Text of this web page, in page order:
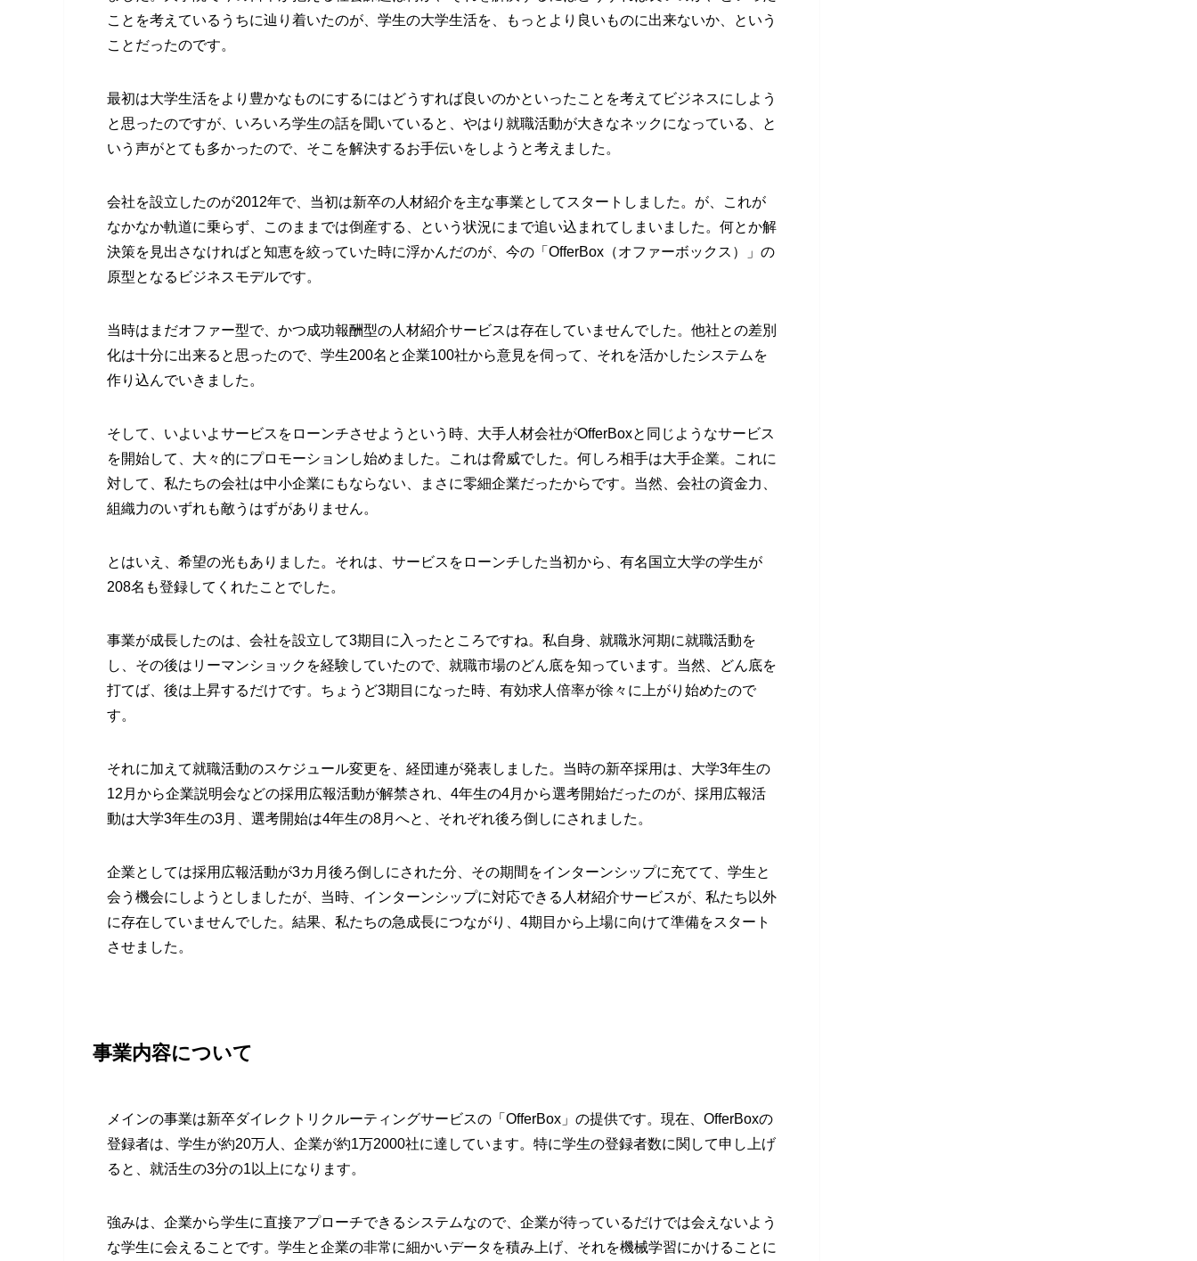
ことを考えているうちに辿り着いたのが、学生の大学生活を、もっとより良いものに出来ないか、という
ことだったのです。
最初は大学生活をより豊かなものにするにはどうすれば良いのかといったことを考えてビジネスにしよう
と思ったのですが、いろいろ学生の話を聞いていると、やはり就職活動が大きなネックになっている、と
いう声がとても多かったので、そこを解決するお手伝いをしようと考えました。
会社を設立したのが2012年で、当初は新卒の人材紹介を主な事業としてスタートしました。が、これが
なかなか軌道に乗らず、このままでは倒産する、という状況にまで追い込まれてしまいました。何とか解
決策を見出さなければと知恵を絞っていた時に浮かんだのが、今の「OfferBox（オファーボックス）」の
原型となるビジネスモデルです。
当時はまだオファー型で、かつ成功報酬型の人材紹介サービスは存在していませんでした。他社との差別
化は十分に出来ると思ったので、学生200名と企業100社から意見を伺って、それを活かしたシステムを
作り込んでいきました。
そして、いよいよサービスをローンチさせようという時、大手人材会社がOfferBoxと同じようなサービス
を開始して、大々的にプロモーションし始めました。これは脅威でした。何しろ相手は大手企業。これに
対して、私たちの会社は中小企業にもならない、まさに零細企業だったからです。当然、会社の資金力、
組織力のいずれも敵うはずがありません。
とはいえ、希望の光もありました。それは、サービスをローンチした当初から、有名国立大学の学生が
208名も登録してくれたことでした。
事業が成長したのは、会社を設立して3期目に入ったところですね。私自身、就職氷河期に就職活動を
し、その後はリーマンショックを経験していたので、就職市場のどん底を知っています。当然、どん底を
打てば、後は上昇するだけです。ちょうど3期目になった時、有効求人倍率が徐々に上がり始めたので
す。
それに加えて就職活動のスケジュール変更を、経団連が発表しました。当時の新卒採用は、大学3年生の
12月から企業説明会などの採用広報活動が解禁され、4年生の4月から選考開始だったのが、採用広報活
動は大学3年生の3月、選考開始は4年生の8月へと、それぞれ後ろ倒しにされました。
企業としては採用広報活動が3カ月後ろ倒しにされた分、その期間をインターンシップに充てて、学生と
会う機会にしようとしましたが、当時、インターンシップに対応できる人材紹介サービスが、私たち以外
に存在していませんでした。結果、私たちの急成長につながり、4期目から上場に向けて準備をスタート
させました。
事業内容について
メインの事業は新卒ダイレクトリクルーティングサービスの「OfferBox」の提供です。現在、OfferBoxの
登録者は、学生が約20万人、企業が約1万2000社に達しています。特に学生の登録者数に関して申し上げ
ると、就活生の3分の1以上になります。
強みは、企業から学生に直接アプローチできるシステムなので、企業が待っているだけでは会えないよう
な学生に会えることです。学生と企業の非常に細かいデータを積み上げ、それを機械学習にかけることに